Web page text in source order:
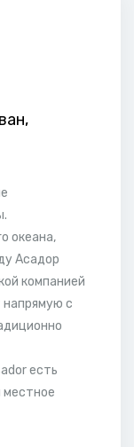
океана,
Асадор
компанией
напрямую с
есть
местное